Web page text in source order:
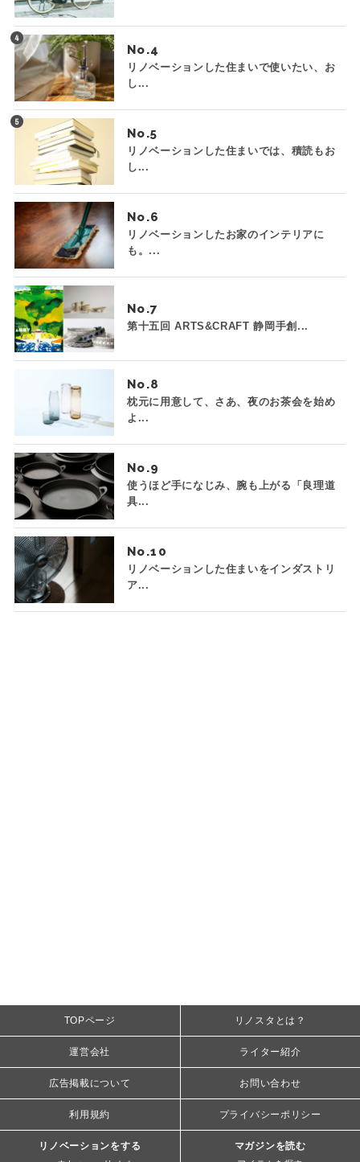
No.
リノベーションした住まいで使いたい、お
し...
No.
リノベーションした住まいでは、積読もお
し...
No.
リノベーションしたお家のインテリアに
も。...
No.
第十五回 ARTS&CRAFT 静岡手創...
No.
枕元に用意して、さあ、夜のお茶会を始め
よ...
No.
使うほど手になじみ、腕も上がる「良理道
具...
No.
リノベーションした住まいをインダストリ
ア...
TOPページ リノスタとは？
運営会社 ライター紹介
広告掲載について お問い合わせ
利用規約 プライバシーポリシー
リノベーションをする マガジンを読む